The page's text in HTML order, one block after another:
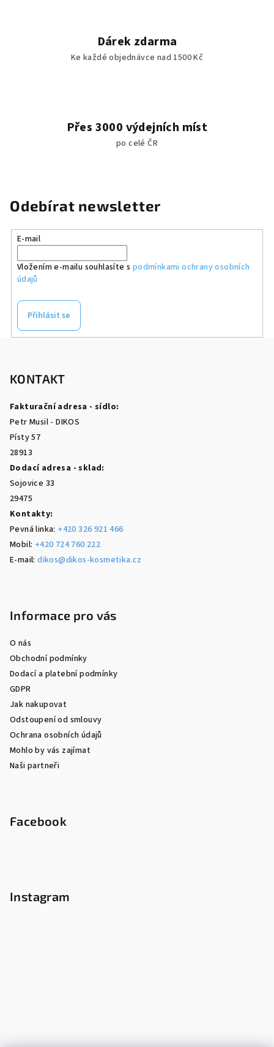
Dárek zdarma
Ke každé objednávce nad 1500 Kč
Přes 3000 výdejních míst
po celé ČR
Odebírat newsletter
E-mail
Vložením e-mailu souhlasíte s podmínkami ochrany osobních
údajů
Přihlásit se
KONTAKT
Fakturační adresa - sídlo:
Petr Musil - DIKOS
Písty 57
28913
Dodací adresa - sklad:
Sojovice 33
29475
Kontakty:
Pevná linka: +420 326 921 466
Mobil: +420 724 760 222
E-mail:dikos@dikos-kosmetika.cz
Informace pro vás
O nás
Obchodní podmínky
Dodací a platební podmínky
GDPR
Jak nakupovat
Odstoupení od smlouvy
Ochrana osobních údajů
Mohlo by vás zajímat
Naši partneři
Facebook
Instagram